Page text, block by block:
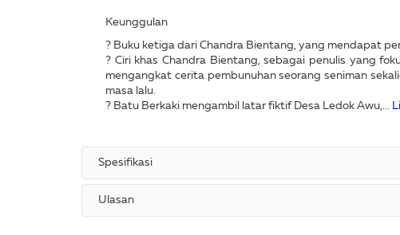
Keunggulan
? Buku ketiga dari Chandra Bientang, yang mendapat
? Ciri khas Chandra Bientang, sebagai penulis yang
mengangkat cerita pembunuhan seorang seniman
masa lalu.
? Batu Berkaki mengambil latar fiktif Desa Ledok Awu,...
Spesifikasi
Ulasan